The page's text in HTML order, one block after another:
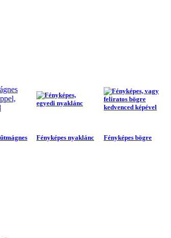
Fényképes nyaklánc Fényképes bögre